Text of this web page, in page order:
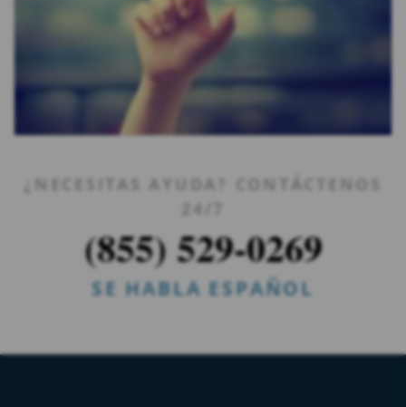
¿NECESITAS AYUDA? CONTÁCTENOS
24/7
(855) 529-0269
SE HABLA ESPAÑOL